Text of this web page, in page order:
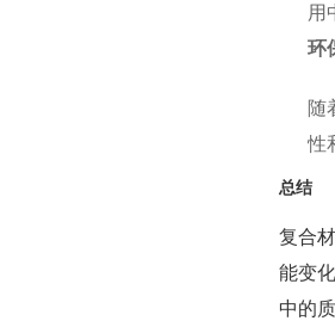
用
环
随
性
总结
复合
能变
中的